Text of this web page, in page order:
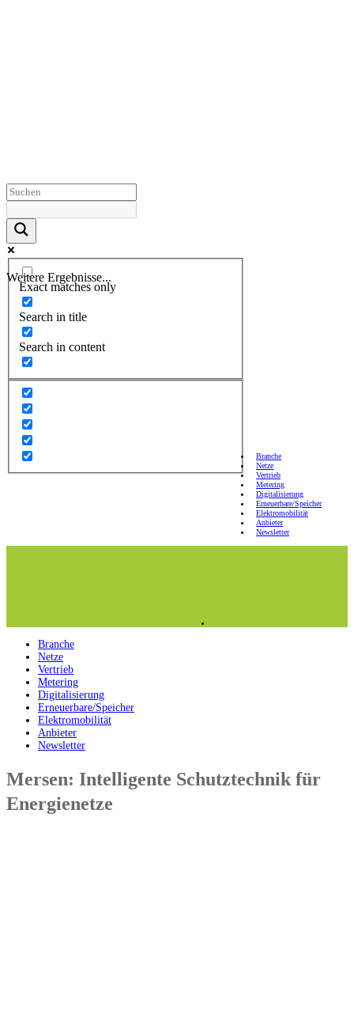
Weitere Ergebnisse...
Exact matches only
Search in title
Search in content
Branche
Netze
Vertrieb
Metering
Digitalisierung
Erneuerbare/Speicher
Elektromobilität
Anbieter
Newsletter
Branche
Netze
Vertrieb
Metering
Digitalisierung
Erneuerbare/Speicher
Elektromobilität
Anbieter
Newsletter
Mersen: Intelligente Schutztechnik für
Energienetze